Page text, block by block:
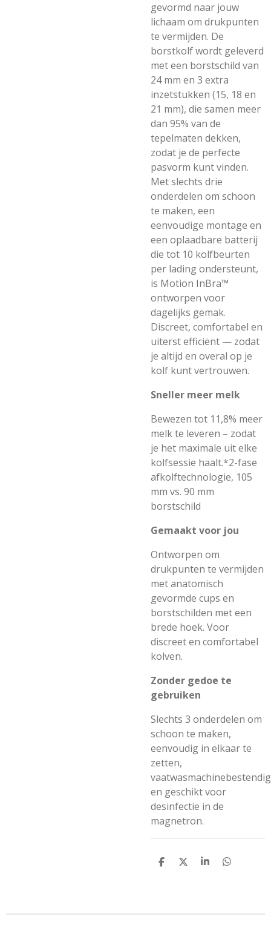
gevormd naar jouw
lichaam om drukpunten
te vermijden. De
borstkolf wordt geleverd
met een borstschild van
24 mm en 3 extra
inzetstukken (15, 18 en
21 mm), die samen meer
dan 95% van de
tepelmaten dekken,
zodat je de perfecte
pasvorm kunt vinden.
Met slechts drie
onderdelen om schoon
te maken, een
eenvoudige montage en
een oplaadbare batterij
die tot 10 kolfbeurten
per lading ondersteunt,
is Motion InBra™
ontworpen voor
dagelijks gemak.
Discreet, comfortabel en
uiterst efficiënt — zodat
je altijd en overal op je
kolf kunt vertrouwen.
Sneller meer melk
Bewezen tot 11,8% meer
melk te leveren – zodat
je het maximale uit elke
kolfsessie haalt.*2-fase
afkolftechnologie, 105
mm vs. 90 mm
borstschild
Gemaakt voor jou
Ontworpen om
drukpunten te vermijden
met anatomisch
gevormde cups en
borstschilden met een
brede hoek. Voor
discreet en comfortabel
kolven.
Zonder gedoe te
gebruiken
Slechts 3 onderdelen om
schoon te maken,
eenvoudig in elkaar te
zetten,
vaatwasmachinebestendig
en geschikt voor
desinfectie in de
magnetron.
D
D
S
D